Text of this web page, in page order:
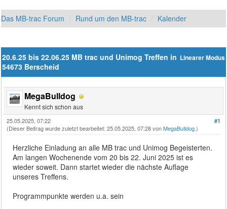
Das MB-trac Forum Rund um den MB-trac Kalender
Linearer Modus
20.6.25 bis 22.06.25 MB trac und Unimog Treffen in
54673 Berscheid
MegaBulldog
Kennt sich schon aus
#1
25.05.2025, 07:22
(Dieser Beitrag wurde zuletzt bearbeitet: 25.05.2025, 07:28 vonMegaBulldog.)
Herzliche Einladung an alle MB trac und Unimog Begeisterten.
Am langen Wochenende vom 20 bis 22. Juni 2025 ist es
wieder soweit. Dann startet wieder die nächste Auflage
unseres Treffens.
Programmpunkte werden u.a. sein